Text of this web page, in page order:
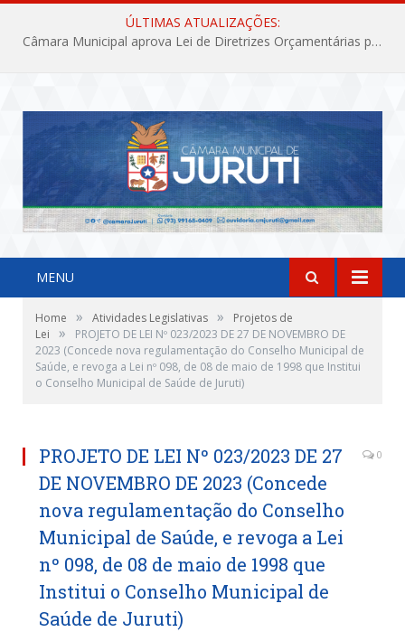
ÚLTIMAS ATUALIZAÇÕES:
Câmara Municipal aprova Lei de Diretrizes Orçamentárias para o exercício financeiro de 2027
MENU
Home » Atividades Legislativas »
Projetos de
Lei
»
PROJETO DE LEI Nº 023/2023 DE 27 DE NOVEMBRO DE
2023 (Concede nova regulamentação do Conselho Municipal de
Saúde, e revoga a Lei nº 098, de 08 de maio de 1998 que Institui
o Conselho Municipal de Saúde de Juruti)
PROJETO DE LEI Nº 023/2023 DE 27
DE NOVEMBRO DE 2023 (Concede
nova regulamentação do Conselho
Municipal de Saúde, e revoga a Lei
nº 098, de 08 de maio de 1998 que
Institui o Conselho Municipal de
Saúde de Juruti)
0